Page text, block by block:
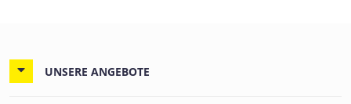
UNSERE ANGEBOTE